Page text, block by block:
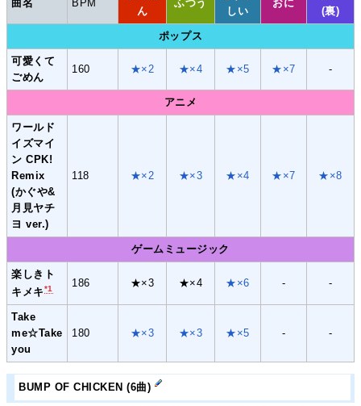
曲名 BPM
ん
ふつう
しい
おに
(裏)
ポップス
可愛くて
ごめん
160 ★×2 ★×4 ★×5 ★×7 -
アニメ
ワールド
イズマイ
ン CPK!
Remix
(かぐや&
月見ヤチ
ヨ ver.)
118 ★×2 ★×3 ★×4 ★×7 ★×8
ゲームミュージック
楽しきト
キメキ*1 186 ★×3 ★×4 ★×6 - -
Take
me☆Take
you
180 ★×3 ★×3 ★×5 - -
BUMP OF CHICKEN (6曲)